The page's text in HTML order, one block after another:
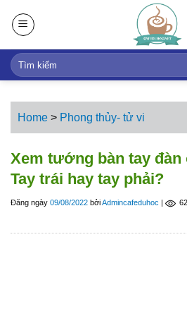
t
Home > Phong thủy- tử vi
Xem tướng bàn tay đàn
Tay trái hay tay phải?
Đăng ngày 09/08/2022 bởiAdmincafeduhoc |